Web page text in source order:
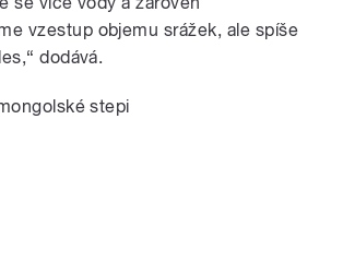
vzestup objemu srážek, ale spíše
dodává.
stepi